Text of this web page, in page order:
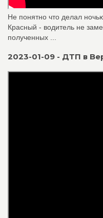
Не понятно что делал
Красный - водитель не
полученных ...
2023-01-09 - ДТП в